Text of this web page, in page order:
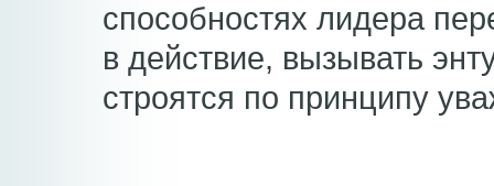
способностях лидера
в действие, вызывать
строятся по принципу